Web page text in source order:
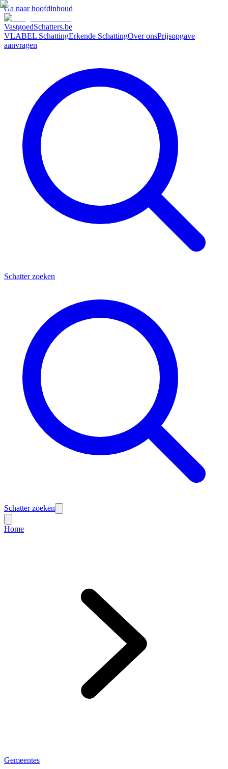
Ga naar hoofdinhoud
VastgoedSchatters.be
VLABEL SchattingErkende SchattingOver onsPrijsopgave
aanvragen
Schatter zoeken
Schatter zoeken
Home
Gemeentes